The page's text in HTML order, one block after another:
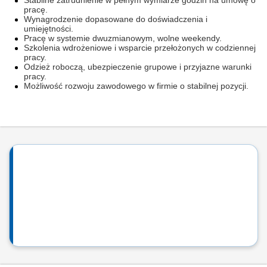
pracę.
Wynagrodzenie dopasowane do doświadczenia i
umiejętności.
Pracę w systemie dwuzmianowym, wolne weekendy.
Szkolenia wdrożeniowe i wsparcie przełożonych w codziennej
pracy.
Odzież roboczą, ubezpieczenie grupowe i przyjazne warunki
pracy.
Możliwość rozwoju zawodowego w firmie o stabilnej pozycji.